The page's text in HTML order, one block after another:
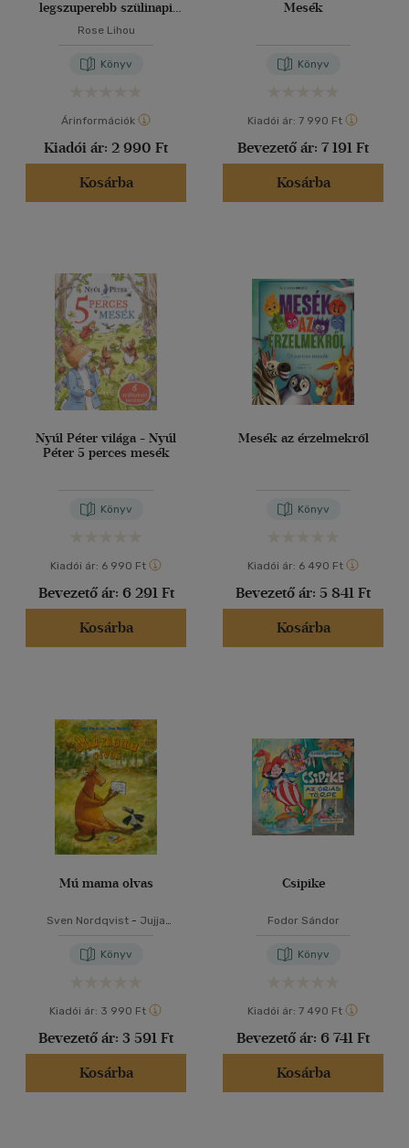
legszuperebb szülinapi
Rose Lihou
Könyv
Árinformációk
Kiadói ár: 2 990 Ft
Kosárba
Mesék
Könyv
Kiadói ár: 7 990 Ft
Bevezető ár: 7 191 Ft
Kosárba
Nyúl Péter világa - Nyúl
Péter 5 perces mesék
Könyv
Kiadói ár: 6 990 Ft
Bevezető ár: 6 291 Ft
Kosárba
Mesék az érzelmekről
Könyv
Kiadói ár: 6 490 Ft
Bevezető ár: 5 841 Ft
Kosárba
Mú mama olvas
Sven Nordqvist - Jujja
Könyv
Kiadói ár: 3 990 Ft
Bevezető ár: 3 591 Ft
Kosárba
Csipike
Fodor Sándor
Könyv
Kiadói ár: 7 490 Ft
Bevezető ár: 6 741 Ft
Kosárba